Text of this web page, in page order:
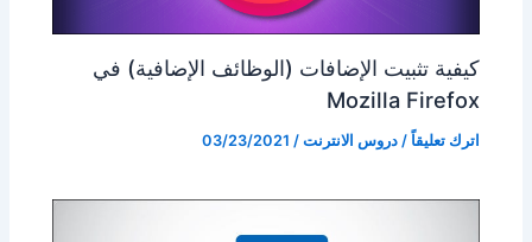
كيفية تثبيت الإضافات (الوظائف الإضافية) في
Mozilla Firefox
اترك تعليقاً /دروس الانترنت /
03/23/2021